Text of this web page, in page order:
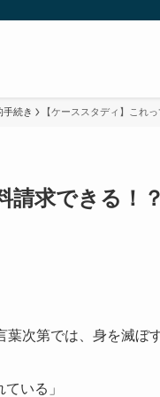
手続き 【ケーススタディ】これ
請求できる！
次第では、身を滅ぼ
いる」